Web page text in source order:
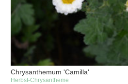
Chrysanthemum 'Camilla'
Herbst-Chrysantheme